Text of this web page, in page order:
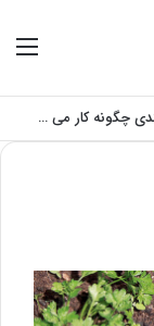
موشک‌های بالستیک و سامانه‌های رهگیری پدافندی چگونه کار می کنند؟